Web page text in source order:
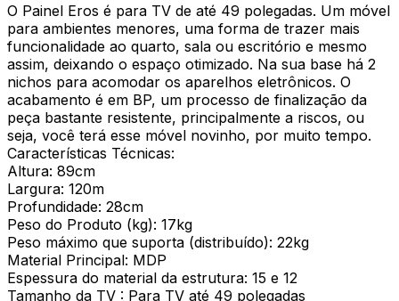
O Painel Eros é para TV de até 49 polegadas. Um móvel
para ambientes menores, uma forma de trazer mais
funcionalidade ao quarto, sala ou escritório e mesmo
assim, deixando o espaço otimizado. Na sua base há 2
nichos para acomodar os aparelhos eletrônicos. O
acabamento é em BP, um processo de finalização da
peça bastante resistente, principalmente a riscos, ou
seja, você terá esse móvel novinho, por muito tempo.
Características Técnicas:
Altura: 89cm
Largura: 120m
Profundidade: 28cm
Peso do Produto (kg): 17kg
Peso máximo que suporta (distribuído): 22kg
Material Principal: MDP
Espessura do material da estrutura: 15 e 12
Tamanho da TV : Para TV até 49 polegadas